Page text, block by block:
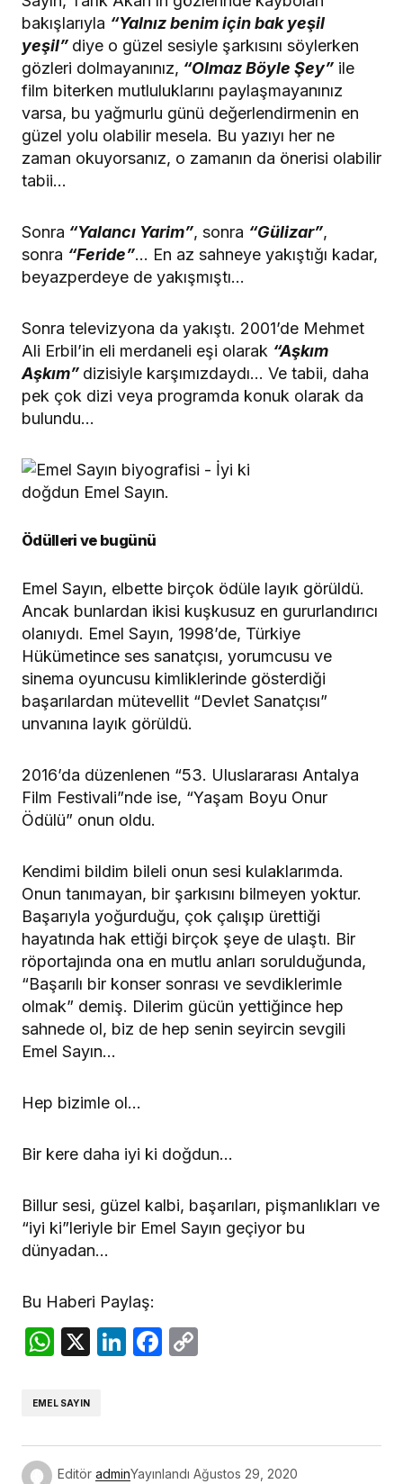
bakışlarıyla “Yalnız benim için bak yeşil
yeşil” diye o güzel sesiyle şarkısını söylerken
gözleri dolmayanınız, “Olmaz Böyle Şey” ile
film biterken mutluluklarını paylaşmayanınız
varsa, bu yağmurlu günü değerlendirmenin en
güzel yolu olabilir mesela. Bu yazıyı her ne
zaman okuyorsanız, o zamanın da önerisi olabilir
tabii…
Sonra “Yalancı Yarim”, sonra “Gülizar”,
sonra “Feride”… En az sahneye yakıştığı kadar,
beyazperdeye de yakışmıştı…
Sonra televizyona da yakıştı. 2001’de Mehmet
Ali Erbil’in eli merdaneli eşi olarak “Aşkım
Aşkım” dizisiyle karşımızdaydı… Ve tabii, daha
pek çok dizi veya programda konuk olarak da
bulundu…
Ödülleri ve bugünü
Emel Sayın, elbette birçok ödüle layık görüldü.
Ancak bunlardan ikisi kuşkusuz en gururlandırıcı
olanıydı. Emel Sayın, 1998’de, Türkiye
Hükümetince ses sanatçısı, yorumcusu ve
sinema oyuncusu kimliklerinde gösterdiği
başarılardan mütevellit “Devlet Sanatçısı”
unvanına layık görüldü.
2016’da düzenlenen “53. Uluslararası Antalya
Film Festivali”nde ise, “Yaşam Boyu Onur
Ödülü” onun oldu.
Kendimi bildim bileli onun sesi kulaklarımda.
Onun tanımayan, bir şarkısını bilmeyen yoktur.
Başarıyla yoğurduğu, çok çalışıp ürettiği
hayatında hak ettiği birçok şeye de ulaştı. Bir
röportajında ona en mutlu anları sorulduğunda,
“Başarılı bir konser sonrası ve sevdiklerimle
olmak” demiş. Dilerim gücün yettiğince hep
sahnede ol, biz de hep senin seyircin sevgili
Emel Sayın…
Hep bizimle ol…
Bir kere daha iyi ki doğdun…
Billur sesi, güzel kalbi, başarıları, pişmanlıkları ve
“iyi ki”leriyle bir Emel Sayın geçiyor bu
dünyadan…
Bu Haberi Paylaş:
WhatsApp
X LinkedIn
Facebook
EMEL SAYIN
Editör adminYayınlandı Ağustos 29, 2020